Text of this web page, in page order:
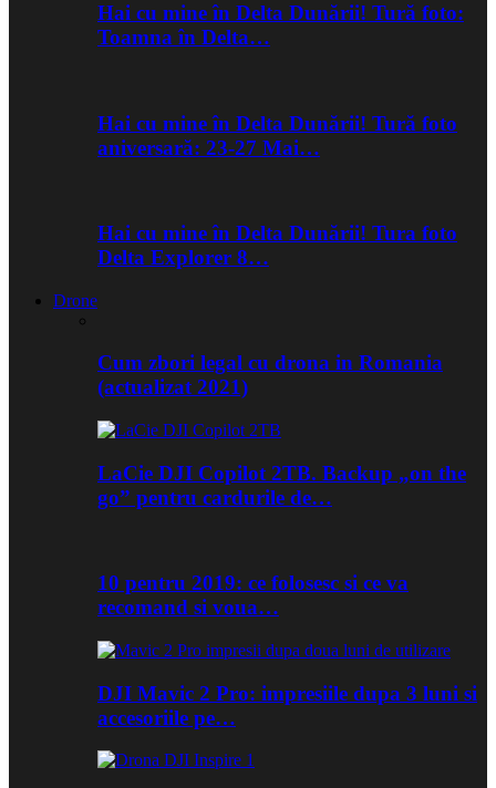
Hai cu mine în Delta Dunării! Tură foto:
Toamna în Delta…
Hai cu mine în Delta Dunării! Tură foto
aniversară: 23-27 Mai…
Hai cu mine în Delta Dunării! Tura foto
Delta Explorer 8…
Drone
Cum zbori legal cu drona in Romania
(actualizat 2021)
LaCie DJI Copilot 2TB. Backup „on the
go” pentru cardurile de…
10 pentru 2019: ce folosesc si ce va
recomand si voua…
DJI Mavic 2 Pro: impresiile dupa 3 luni si
accesoriile pe…